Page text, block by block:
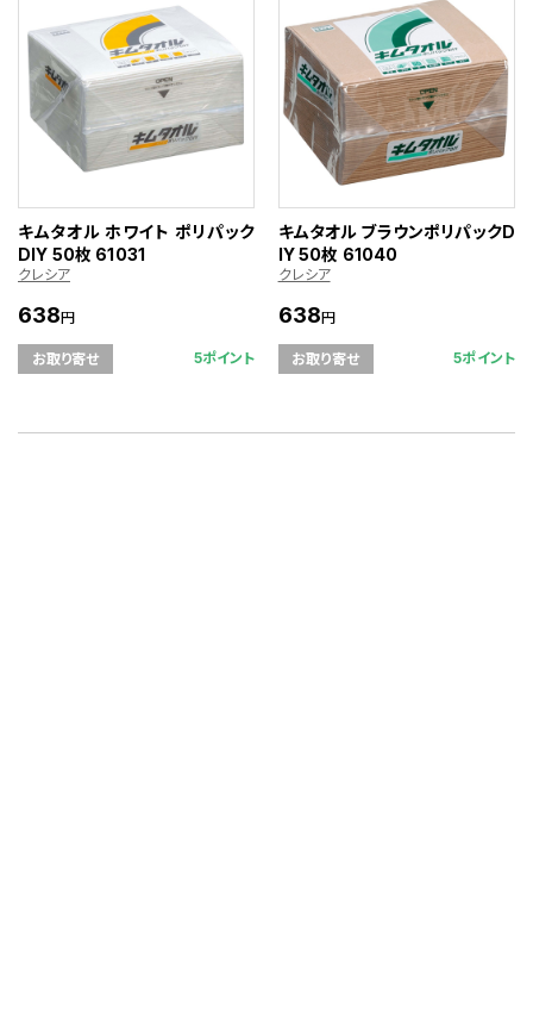
キムタオル ホワイト ポリパック
DIY 50枚 61031
クレシア
638円
お取り寄せ 5ポイント
キムタオル ブラウンポリパックD
IY 50枚 61040
クレシア
638円
お取り寄せ 5ポイント